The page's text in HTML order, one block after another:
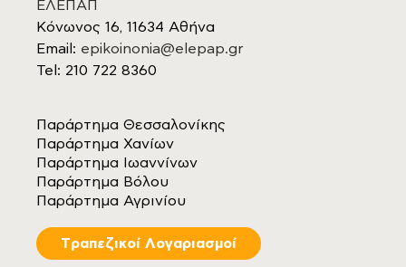
ΕΛΕΠΑΠ
Κόνωνος 16, 11634 Αθήνα
Email: epikoinonia@elepap.gr
Tel: 210 722 8360
Παράρτημα Θεσσαλονίκης
Παράρτημα Χανίων
Παράρτημα Ιωαννίνων
Παράρτημα Βόλου
Παράρτημα Αγρινίου
Tραπεζικοί Λογαριασμοί